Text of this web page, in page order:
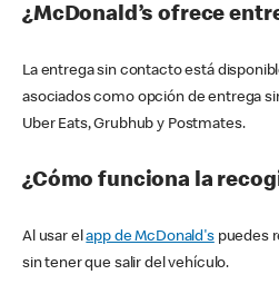
¿McDonald’s ofrece
La entrega sin contacto está
asociados como opción de entrega
Uber Eats, Grubhub y Postmates.
¿Cómo funciona la
Al usar elapp de McDonald'spuedes
sin tener que salir del vehículo.